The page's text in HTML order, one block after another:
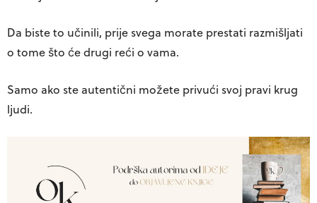
Da biste to učinili, prije svega morate prestati razmišljati
o tome što će drugi reći o vama.
Samo ako ste autentični možete privući svoj pravi krug
ljudi.